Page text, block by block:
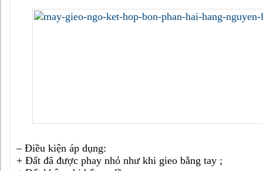
– Điều kiện áp dụng:
+ Đất đã được phay nhỏ như khi gieo bằng tay ;